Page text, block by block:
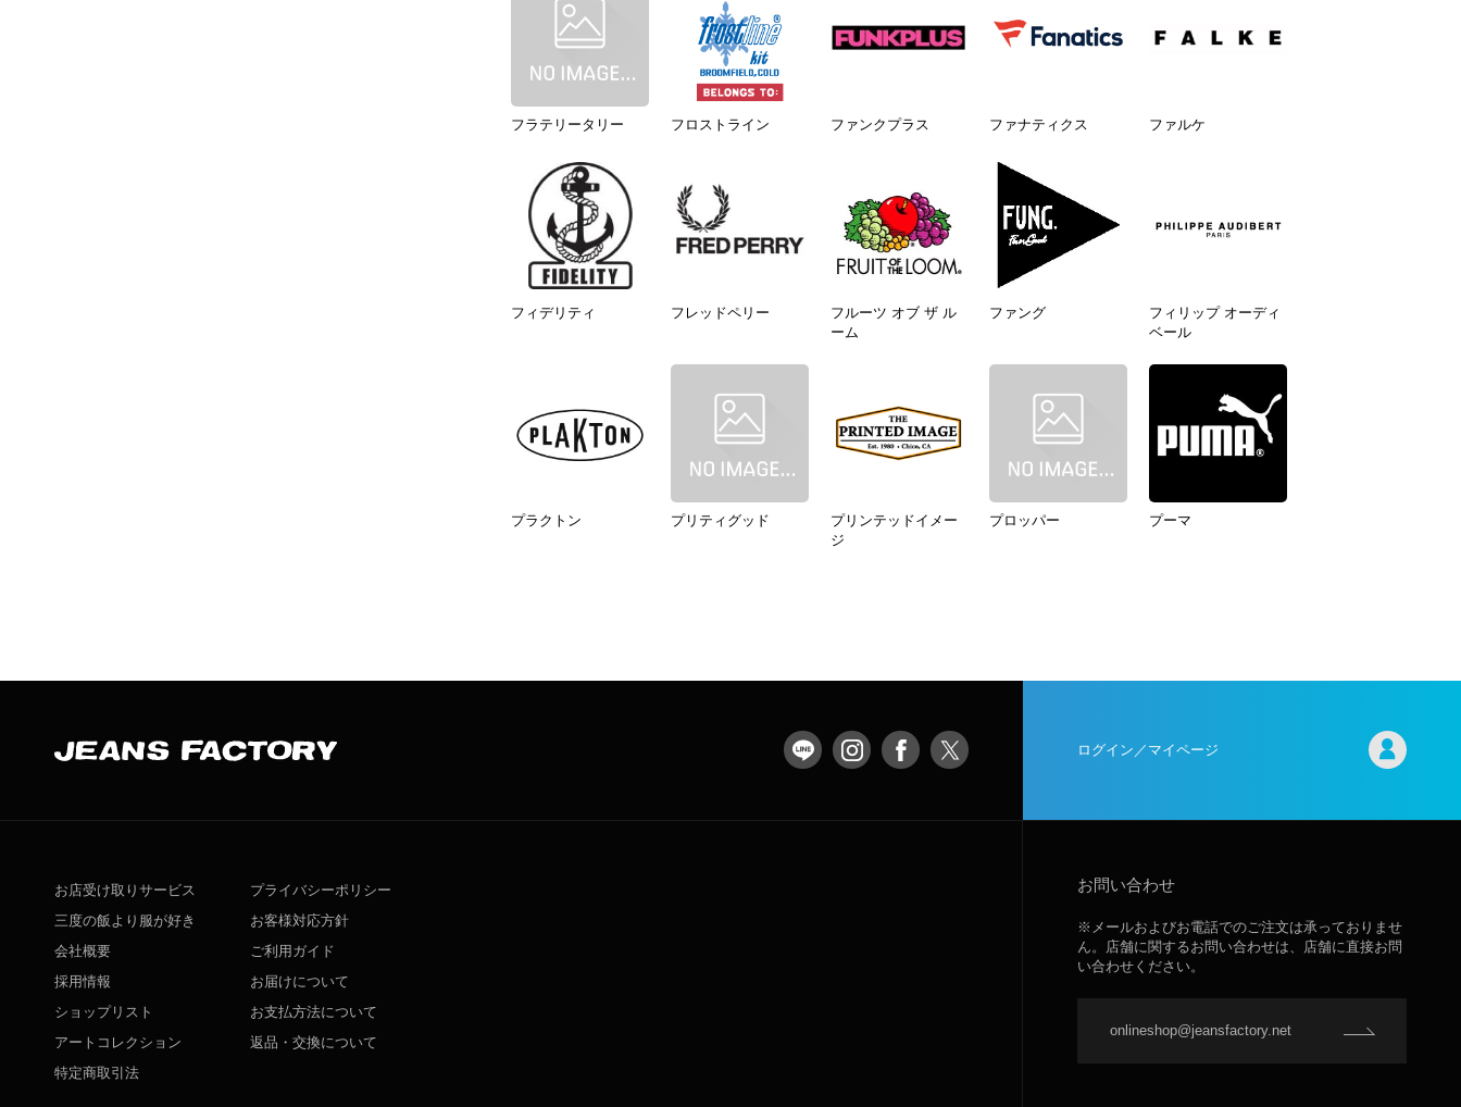
フラテリータリー フロストライン ファンクプラス ファナティクス ファルケ
フィデリティ フレッドペリー
フルーツ オブ ザ ル
ーム
ファング
フィリップ オーディ
ベール
プラクトン プリティグッド
プリンテッドイメー
ジ
プロッパー プーマ
ログイン／マイページ
お店受け取りサービス
三度の飯より服が好き
会社概要
採用情報
ショップリスト
アートコレクション
特定商取引法
プライバシーポリシー
お客様対応方針
ご利用ガイド
お届けについて
お支払方法について
返品・交換について
お問い合わせ
※メールおよびお電話でのご注文は承っておりませ
ん。店舗に関するお問い合わせは、店舗に直接お問
い合わせください。
onlineshop@jeansfactory.net